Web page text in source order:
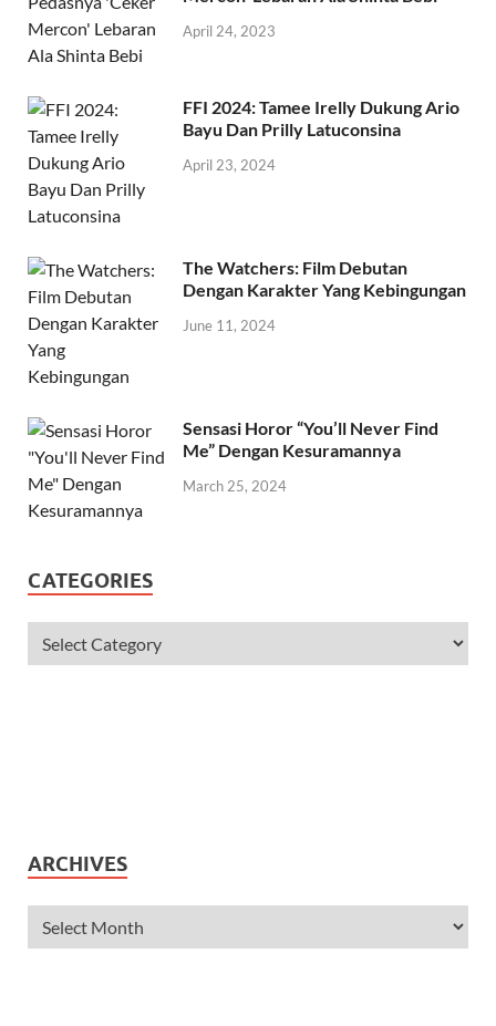
April 24, 2023
FFI 2024: Tamee Irelly Dukung Ario
Bayu Dan Prilly Latuconsina
April 23, 2024
The Watchers: Film Debutan
Dengan Karakter Yang Kebingungan
June 11, 2024
Sensasi Horor “You’ll Never Find
Me” Dengan Kesuramannya
March 25, 2024
CATEGORIES
ARCHIVES